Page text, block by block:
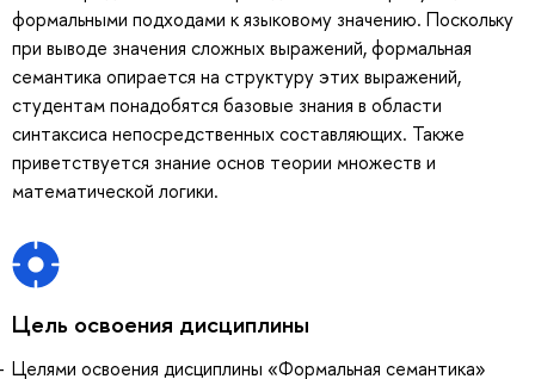
формальными подходами к языковому значению. Поскольку
при выводе значения сложных выражений, формальная
семантика опирается на структуру этих выражений,
студентам понадобятся базовые знания в области
синтаксиса непосредственных составляющих. Также
приветствуется знание основ теории множеств и
математической логики.
Цель освоения дисциплины
Целями освоения дисциплины «Формальная семантика»